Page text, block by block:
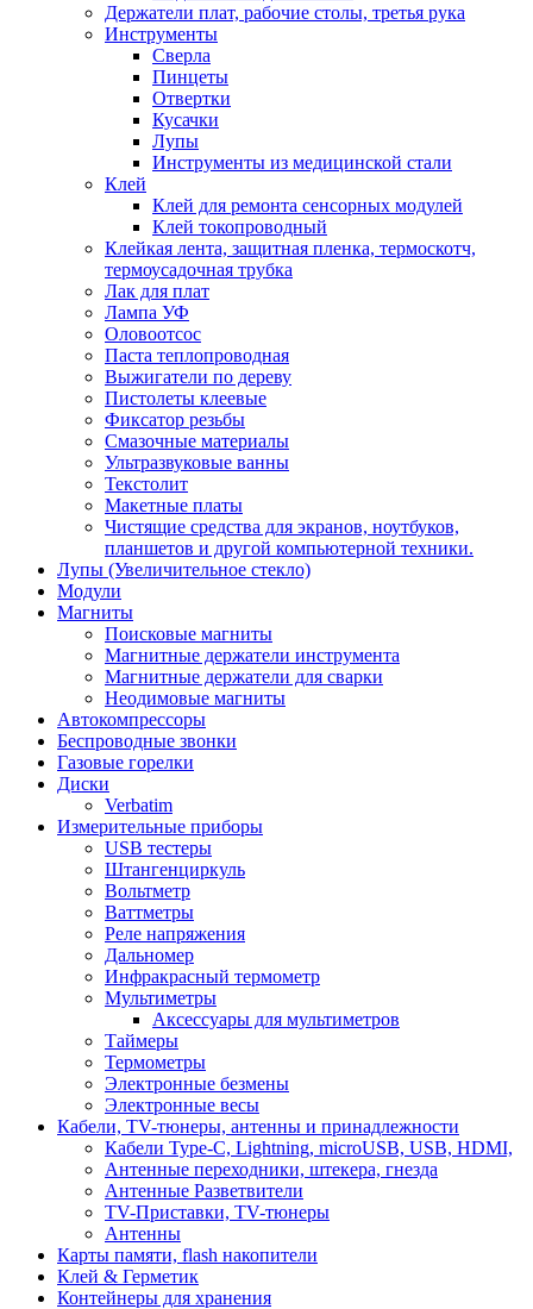
Держатели плат, рабочие столы, третья рука
Инструменты
Сверла
Пинцеты
Отвертки
Кусачки
Лупы
Инструменты из медицинской стали
Клей
Клей для ремонта сенсорных модулей
Клей токопроводный
Клейкая лента, защитная пленка, термоскотч,
термоусадочная трубка
Лак для плат
Лампа УФ
Оловоотсос
Паста теплопроводная
Выжигатели по дереву
Пистолеты клеевые
Фиксатор резьбы
Смазочные материалы
Ультразвуковые ванны
Текстолит
Макетные платы
Чистящие средства для экранов, ноутбуков,
планшетов и другой компьютерной техники.
Лупы (Увеличительное стекло)
Модули
Магниты
Поисковые магниты
Магнитные держатели инструмента
Магнитные держатели для сварки
Неодимовые магниты
Автокомпрессоры
Беспроводные звонки
Газовые горелки
Диски
Verbatim
Измерительные приборы
USB тестеры
Штангенциркуль
Вольтметр
Ваттметры
Реле напряжения
Дальномер
Инфракрасный термометр
Мультиметры
Аксессуары для мультиметров
Таймеры
Термометры
Электронные безмены
Электронные весы
Кабели, TV-тюнеры, антенны и принадлежности
Кабели Type-C, Lightning, microUSB, USB, HDMI,
Антенные переходники, штекера, гнезда
Антенные Разветвители
TV-Приставки, TV-тюнеры
Антенны
Карты памяти, flash накопители
Клей & Герметик
Контейнеры для хранения